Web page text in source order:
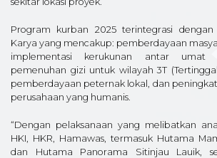
Program kurban 2025 terintegrasi
Karya yang mencakup: pemberdayaan
implementasi kerukunan antar umat
pemenuhan gizi untuk wilayah 3T
pemberdayaan peternak lokal, dan
perusahaan yang humanis.
“Dengan pelaksanaan yang melibatkan
HKI, HKR, Hamawas, termasuk Hutama
dan Hutama Panorama Sitinjau Lauik,